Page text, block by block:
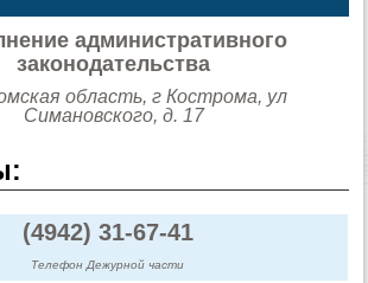
административного
законодательства
область, г Кострома, ул
Симановского, д. 17
(4942) 31-67-41
Телефон Дежурной части